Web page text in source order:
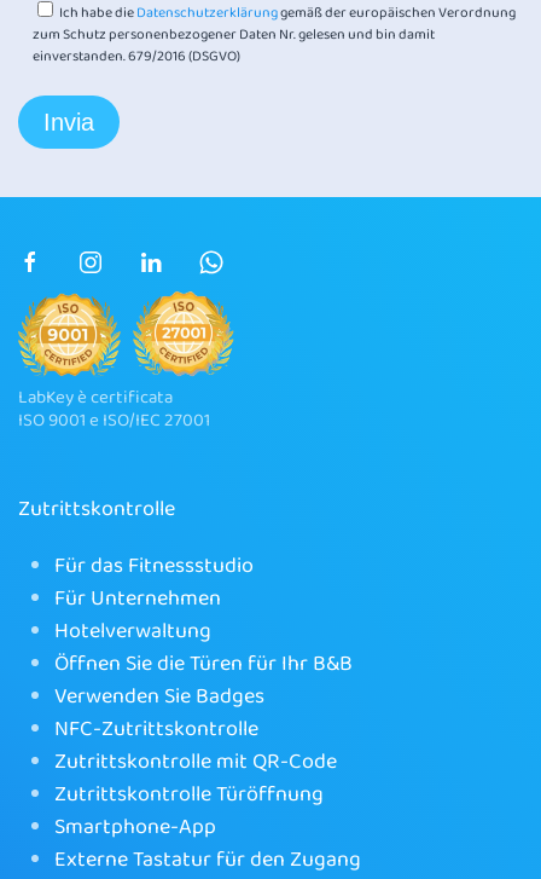
Ich habe dieDatenschutzerklärunggemäß der europäischen Verordnung
zum Schutz personenbezogener Daten Nr. gelesen und bin damit
einverstanden. 679/2016 (DSGVO)
LabKey è certificata
ISO 9001 e ISO/IEC 27001
Zutrittskontrolle
Für das Fitnessstudio
Für Unternehmen
Hotelverwaltung
Öffnen Sie die Türen für Ihr B&B
Verwenden Sie Badges
NFC-Zutrittskontrolle
Zutrittskontrolle mit QR-Code
Zutrittskontrolle Türöffnung
Smartphone-App
Externe Tastatur für den Zugang